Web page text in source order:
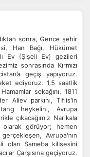
sonra, Gence şehir
Han Bağı, Hükümet
Ev (Şişeli Ev) gezileri
sonrasında Kırmızı
geçiş yapıyoruz.
ediyoruz. 1,5 saatlik
sokağını, 1811
Aliev parkını, Tiflis'in
heykelini, Avrupa
çıkacağımız Narikala
olarak görüyor; hemen
gerçekleşen, Avrupa'nın
olan Sameba kilisesini
Çarşısına geçiyoruz.